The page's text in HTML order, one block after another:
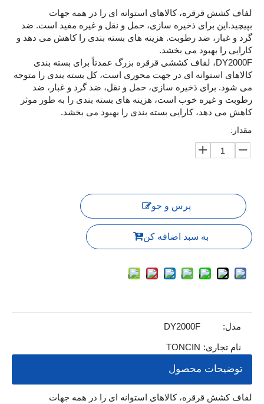
لفاف کشش قرقره، کالاهای استوانه ای را در همه جهات
بپیچید.این برای ذخیره سازی، حمل و نقل و غیره مفید است. ضد
گرد و غبار، ضد رطوبت. هزینه های بسته بندی را کاهش می دهد و
کارایی را بهبود می بخشد.
DY2000F، لفاف کششی قرقره بزرگ عمدتاً برای بسته بندی
کالاهای استوانه ای در جهت محوری است، کل بسته بندی را متوجه
می شود. برای ذخیره سازی، حمل و نقل، ضد گرد و غبار، ضد
رطوبت و غیره خوب است، هزینه های بسته بندی را به طور موثر
کاهش می دهد، کارایی بسته بندی را بهبود می بخشد.
مقدار:
پرس و جو
به سبد اضافه کن
مدل: DY2000F
نام تجاری: TONCIN
توضیحات محصول
لفاف کشش قرقره، کالاهای استوانه ای را در همه جهات